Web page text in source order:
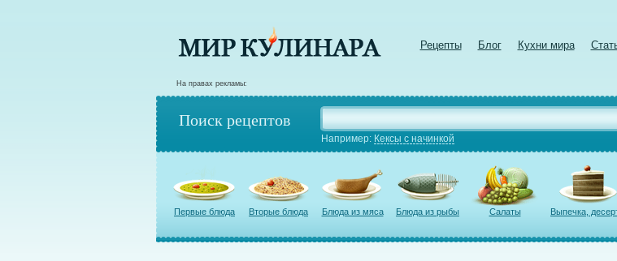
Рецепты Блог Кухни мира
На правах рекламы:
Поиск рецептов
Например: Кексы с начинкой
Первые блюда Вторые блюда Блюда из мяса Блюда из рыбы Салаты Выпечка,